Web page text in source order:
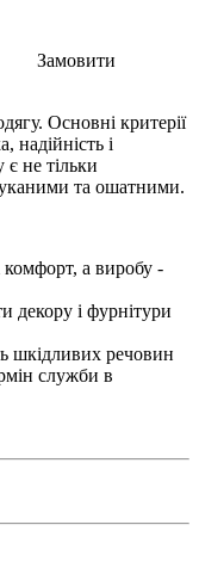
Замовити
Основні критерії
надійність і
не тільки
та ошатними.
комфорт, а виробу -
декору і фурнітури
шкідливих речовин
служби в